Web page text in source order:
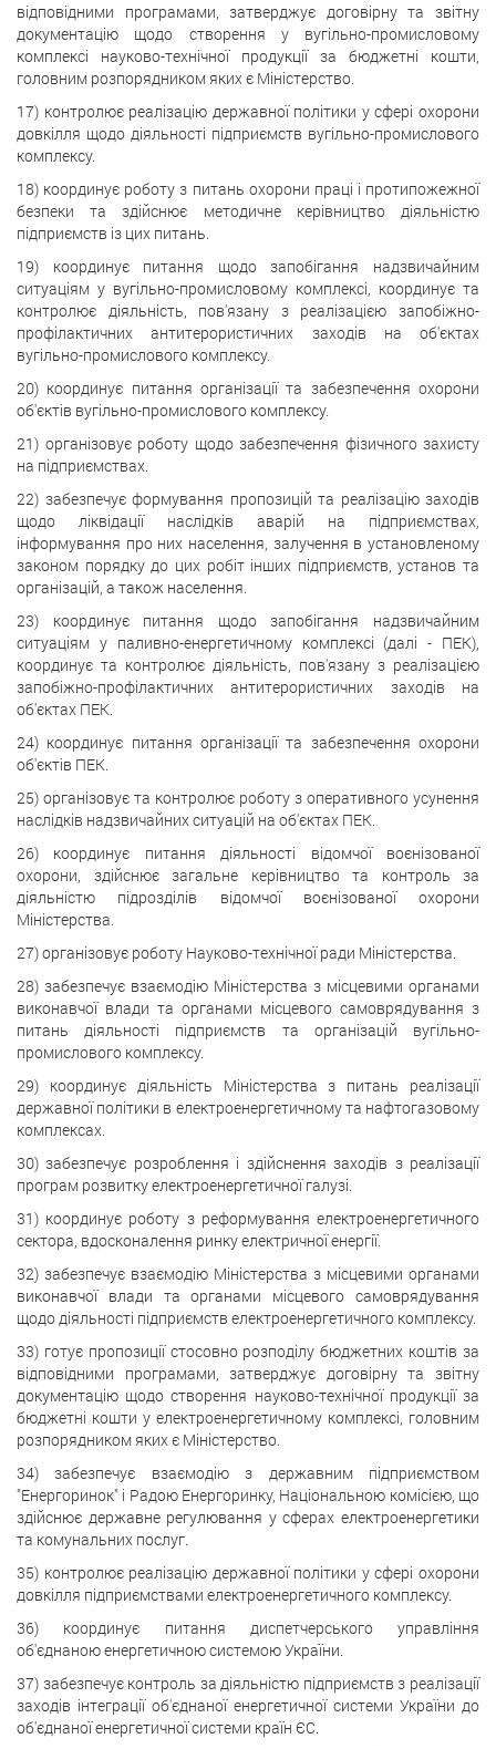
відповідними програмами, затверджує договірну та звітну
документацію щодо створення у вугільно-промисловому
комплексі науково-технічної продукції за бюджетні кошти,
головним розпорядником яких є Міністерство.
17) контролює реалізацію державної політики у сфері охорони
довкілля щодо діяльності підприємств вугільно-промислового
комплексу.
18) координує роботу з питань охорони праці і протипожежної
безпеки та здійснює методичне керівництво діяльністю
підприємств із цих питань.
19) координує питання щодо запобігання надзвичайним
ситуаціям у вугільно-промисловому комплексі, координує та
контролює діяльність, пов'язану з реалізацією запобіжно-
профілактичних антитерористичних заходів на об'єктах
вугільно-промислового комплексу.
20) координує питання організації та забезпечення охорони
об'єктів вугільно-промислового комплексу.
21) організовує роботу щодо забезпечення фізичного захисту
на підприємствах.
22) забезпечує формування пропозицій та реалізацію заходів
щодо ліквідації наслідків аварій на підприємствах,
інформування про них населення, залучення в установленому
законом порядку до цих робіт інших підприємств, установ та
організацій, а також населення.
23) координує питання щодо запобігання надзвичайним
ситуаціям у паливно-енергетичному комплексі (далі - ПЕК),
координує та контролює діяльність, пов'язану з реалізацією
запобіжно-профілактичних антитерористичних заходів на
об'єктах ПЕК.
24) координує питання організації та забезпечення охорони
об'єктів ПЕК.
25) організовує та контролює роботу з оперативного усунення
наслідків надзвичайних ситуацій на об'єктах ПЕК.
26) координує питання діяльності відомчої воєнізованої
охорони, здійснює загальне керівництво та контроль за
діяльністю підрозділів відомчої воєнізованої охорони
Міністерства.
27) організовує роботу Науково-технічної ради Міністерства.
28) забезпечує взаємодію Міністерства з місцевими органами
виконавчої влади та органами місцевого самоврядування з
питань діяльності підприємств та організацій вугільно-
промислового комплексу.
29) координує діяльність Міністерства з питань реалізації
державної політики в електроенергетичному та нафтогазовому
комплексах.
30) забезпечує розроблення і здійснення заходів з реалізації
програм розвитку електроенергетичної галузі.
31) координує роботу з реформування електроенергетичного
сектора, вдосконалення ринку електричної енергії.
32) забезпечує взаємодію Міністерства з місцевими органами
виконавчої влади та органами місцевого самоврядування
щодо діяльності підприємств електроенергетичного комплексу.
33) готує пропозиції стосовно розподілу бюджетних коштів за
відповідними програмами, затверджує договірну та звітну
документацію щодо створення науково-технічної продукції за
бюджетні кошти у електроенергетичному комплексі, головним
розпорядником яких є Міністерство.
34) забезпечує взаємодію з державним підприємством
"Енергоринок" і Радою Енергоринку, Національною комісією, що
здійснює державне регулювання у сферах електроенергетики
та комунальних послуг.
35) контролює реалізацію державної політики у сфері охорони
довкілля підприємствами електроенергетичного комплексу.
36) координує питання диспетчерського управління
об'єднаною енергетичною системою України.
37) забезпечує контроль за діяльністю підприємств з реалізації
заходів інтеграції об'єднаної енергетичної системи України до
об'єднаної енергетичної системи країн ЄС.